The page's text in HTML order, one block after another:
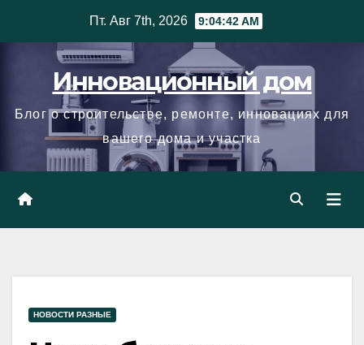
Пт. Авг 7th, 2026 9:04:43 AM
Инновационный дом
Блог о строительстве, ремонте, инновациях для
вашего дома и участка
НОВОСТИ РАЗНЫЕ